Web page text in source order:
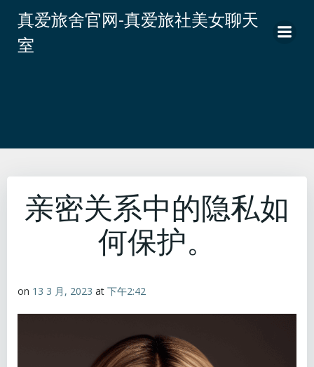
转
真爱旅舍官网-真爱旅社美女聊天
室
亲密关系中的隐私如
何保护。
on 13 3 月, 2023 at 下午2:42